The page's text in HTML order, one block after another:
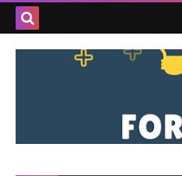
بحث